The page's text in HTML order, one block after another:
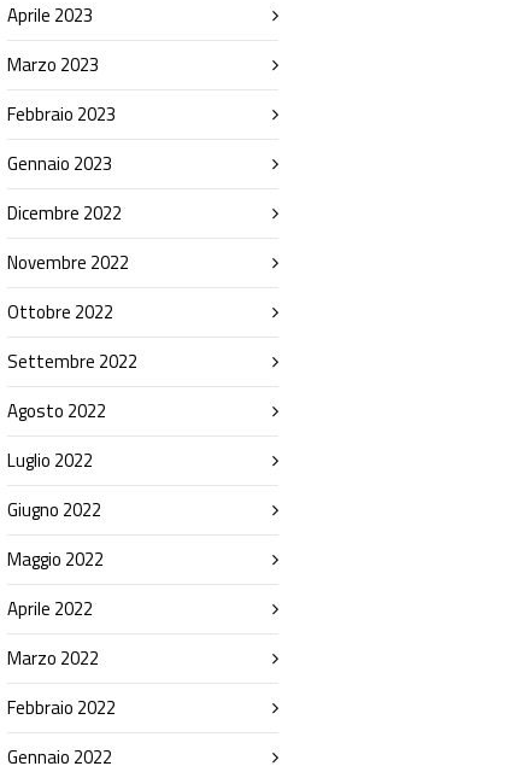
Aprile 2023
Marzo 2023
Febbraio 2023
Gennaio 2023
Dicembre 2022
Novembre 2022
Ottobre 2022
Settembre 2022
Agosto 2022
Luglio 2022
Giugno 2022
Maggio 2022
Aprile 2022
Marzo 2022
Febbraio 2022
Gennaio 2022